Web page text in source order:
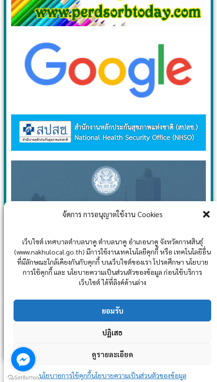
จัดการ การอนุญาตใช้งาน Cookies
เว็บไซต์ เทศบาลตำบลนาคู ตำบลนาคู อำเภอนาคู จังหวัดกาฬสินธุ์
(www.nakhulocal.go.th) มีการใช้งานเทคโนโลยีคุกกี้ หรือ เทคโนโลยีอื่น
ที่มีลักษณะใกล้เคียงกันกับคุกกี้ บนเว็บไซต์ของเรา โปรดศึกษา นโยบาย
การใช้คุกกี้ และ นโยบายความเป็นส่วนตัวของข้อมูล ก่อนใช้บริการ
เว็บไซต์ ได้ที่ลิงค์ด้านล่าง
ยอมรับ
ปฏิเสธ
ดูรายละเอียด
นโยบายการใช้คุกกี้นโยบายความเป็นส่วนตัวของข้อมูล
Post Views: 18,306